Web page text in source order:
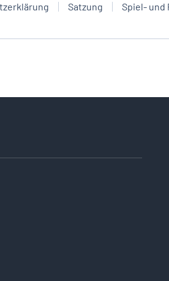
Satzung Spiel- und